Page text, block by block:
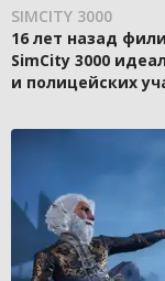
SIMCITY 3000
16 лет назад
SimCity 3000
и полицейских